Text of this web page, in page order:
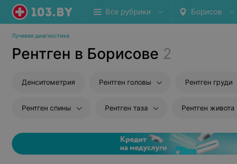
Все рубрики Борисов
Лучевая диагностика
Рентген в Борисове 2
Денситометрия Рентген головы Рентген груди
Рентген спины Рентген таза Рентген живота